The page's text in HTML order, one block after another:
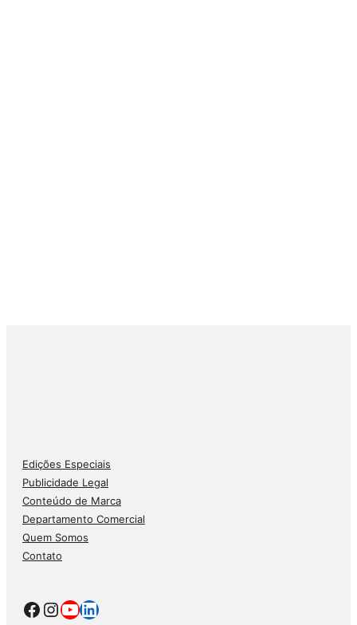
Edições Especiais
Publicidade Legal
Conteúdo de Marca
Departamento Comercial
Quem Somos
Contato
Facebook
Instagram
Youtube
LinkedIn